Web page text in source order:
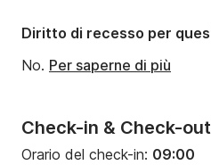
Check-in & Check-out
Orario del check-in: 09:00
Diritto di recesso per
No. Per saperne di più